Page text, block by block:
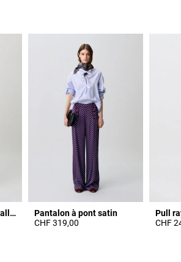
Chemise imprimée lavallière
Pantalon à pont satin
CHF 319,00
Pull
CHF